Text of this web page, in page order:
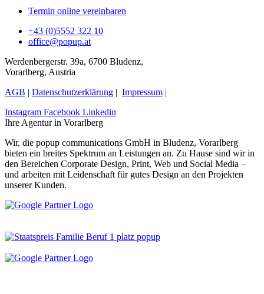
Termin online vereinbaren
+43 (0)5552 322 10
office@popup.at
Werdenbergerstr. 39a, 6700 Bludenz,
Vorarlberg, Austria
AGB | Datenschutzerklärung | Impressum |
Instagram Facebook Linkedin
Ihre Agentur in Vorarlberg
Wir, die popup communications GmbH in Bludenz, Vorarlberg
bieten ein breites Spektrum an Leistungen an. Zu Hause sind wir in
den Bereichen Corporate Design, Print, Web und Social Media –
und arbeiten mit Leidenschaft für gutes Design an den Projekten
unserer Kunden.